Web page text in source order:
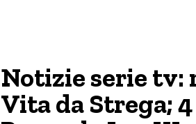
Notizie serie tv:
Vita da Strega;